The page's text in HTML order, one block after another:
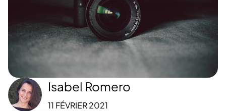
Isabel Romero
11 FÉVRIER 2021